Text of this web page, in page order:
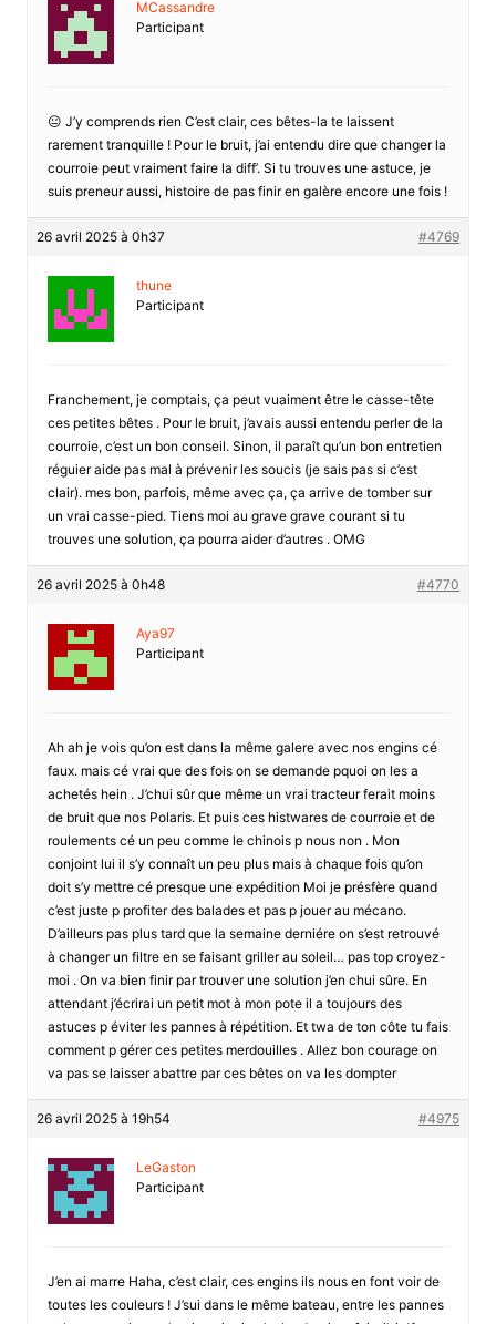
MCassandre
Participant
😐 J’y comprends rien C’est clair, ces bêtes-la te laissent
rarement tranquille ! Pour le bruit, j’ai entendu dire que changer la
courroie peut vraiment faire la diff’. Si tu trouves une astuce, je
suis preneur aussi, histoire de pas finir en galère encore une fois !
26 avril 2025 à 0h37 #4769
thune
Participant
Franchement, je comptais, ça peut vuaiment être le casse-tête
ces petites bêtes . Pour le bruit, j’avais aussi entendu perler de la
courroie, c’est un bon conseil. Sinon, il paraît qu’un bon entretien
réguier aide pas mal à prévenir les soucis (je sais pas si c’est
clair). mes bon, parfois, même avec ça, ça arrive de tomber sur
un vrai casse-pied. Tiens moi au grave grave courant si tu
trouves une solution, ça pourra aider d’autres . OMG
26 avril 2025 à 0h48 #4770
Aya97
Participant
Ah ah je vois qu’on est dans la même galere avec nos engins cé
faux. mais cé vrai que des fois on se demande pquoi on les a
achetés hein . J’chui sûr que même un vrai tracteur ferait moins
de bruit que nos Polaris. Et puis ces histwares de courroie et de
roulements cé un peu comme le chinois p nous non . Mon
conjoint lui il s’y connaît un peu plus mais à chaque fois qu’on
doit s’y mettre cé presque une expédition Moi je présfère quand
c’est juste p profiter des balades et pas p jouer au mécano.
D’ailleurs pas plus tard que la semaine derniére on s’est retrouvé
à changer un filtre en se faisant griller au soleil… pas top croyez-
moi . On va bien finir par trouver une solution j’en chui sûre. En
attendant j’écrirai un petit mot à mon pote il a toujours des
astuces p éviter les pannes à répétition. Et twa de ton côte tu fais
comment p gérer ces petites merdouilles . Allez bon courage on
va pas se laisser abattre par ces bêtes on va les dompter
26 avril 2025 à 19h54 #4975
LeGaston
Participant
J’en ai marre Haha, c’est clair, ces engins ils nous en font voir de
toutes les couleurs ! J’sui dans le même bateau, entre les pannes